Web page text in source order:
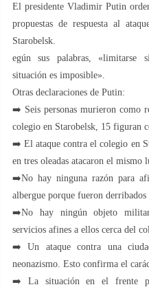
El presidente Vladimir Putin
propuestas de respuesta al
Starobelsk.
egún sus palabras, «limitarse
situación es imposible».
Otras declaraciones de Putin:
➡️ Seis personas murieron como
colegio en Starobelsk, 15 figuran
➡️ El ataque contra el colegio en
en tres oleadas atacaron el mismo
➡️No hay ninguna razón para
albergue porque fueron derribados
➡️No hay ningún objeto
servicios afines a ellos cerca del
➡️ Un ataque contra una
neonazismo. Esto confirma el
➡️ La situación en el frente